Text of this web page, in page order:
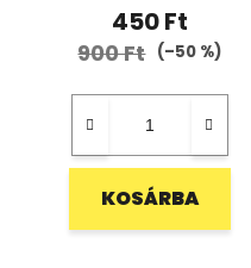
450 Ft
900 Ft (–50 %)
KOSÁRBA